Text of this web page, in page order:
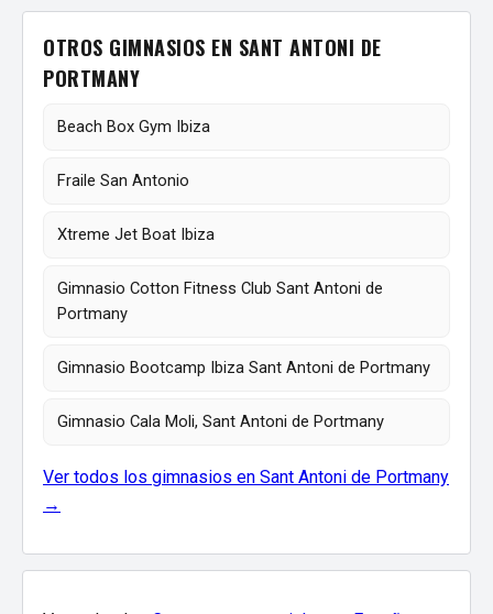
OTROS GIMNASIOS EN SANT ANTONI DE
PORTMANY
Beach Box Gym Ibiza
Fraile San Antonio
Xtreme Jet Boat Ibiza
Gimnasio Cotton Fitness Club Sant Antoni de
Portmany
Gimnasio Bootcamp Ibiza Sant Antoni de Portmany
Gimnasio Cala Moli, Sant Antoni de Portmany
Ver todos los gimnasios en Sant Antoni de Portmany
→